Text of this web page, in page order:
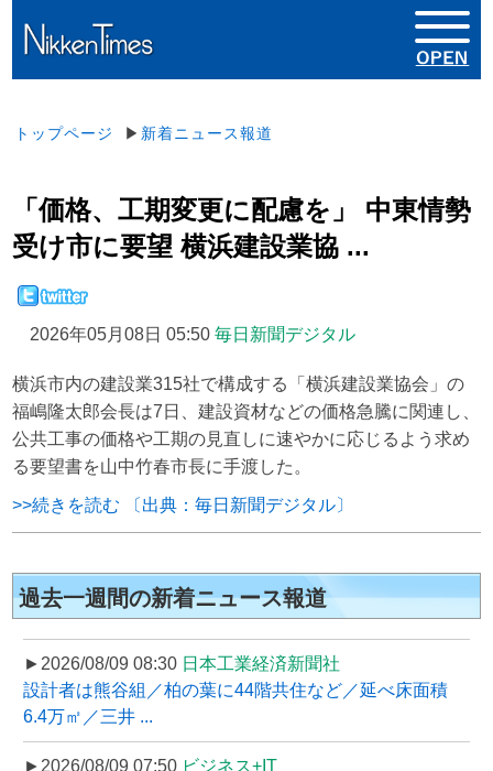
トップページ ▶ 新着ニュース報道
「価格、工期変更に配慮を」 中東情勢
受け市に要望 横浜建設業協 ...
2026年05月08日 05:50 毎日新聞デジタル
横浜市内の建設業315社で構成する「横浜建設業協会」の
福嶋隆太郎会長は7日、建設資材などの価格急騰に関連し、
公共工事の価格や工期の見直しに速やかに応じるよう求め
る要望書を山中竹春市長に手渡した。
>>続きを読む 〔出典：毎日新聞デジタル〕
過去一週間の新着ニュース報道
►2026/08/09 08:30 日本工業経済新聞社
設計者は熊谷組／柏の葉に44階共住など／延べ床面積
6.4万㎡／三井 ...
►2026/08/09 07:50 ビジネス+IT